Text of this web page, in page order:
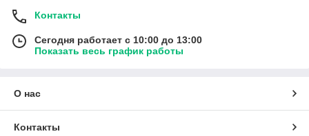
Контакты
Сегодня работает с 10:00 до 13:00
Показать весь график работы
О нас
Контакты